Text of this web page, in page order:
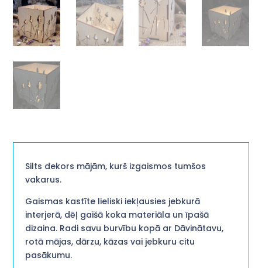
Silts dekors mājām, kurš izgaismos tumšos
vakarus.
Gaismas kastīte lieliski iekļausies jebkurā
interjerā, dēļ gaišā koka materiāla un īpašā
dizaina. Radi savu burvību kopā ar Dāvinātavu,
rotā mājas, dārzu, kāzas vai jebkuru citu
pasākumu.